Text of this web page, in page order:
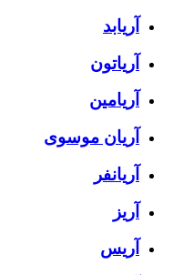
آریابد
آریاتون
آریامین
آریان موسوی
آریانفر
آریز
آریس